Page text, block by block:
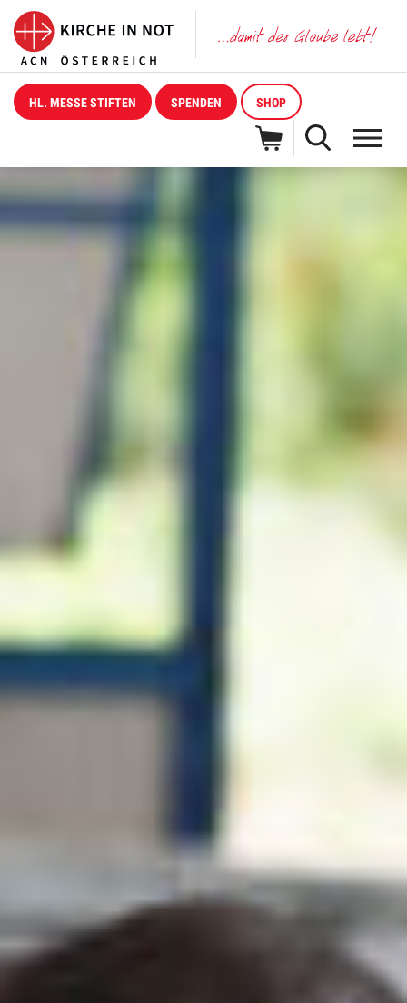
HL. MESSE STIFTEN SPENDEN SHOP